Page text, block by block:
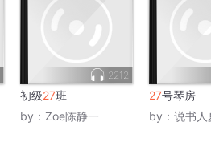
2212
初级27班
by： Zoe陈静一
27号琴房
by： 说书人